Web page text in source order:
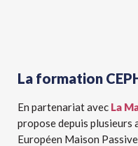
La formation
En partenariat avec La
propose depuis plusieurs
Européen Maison